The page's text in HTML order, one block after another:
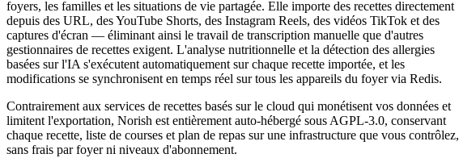
foyers, les familles et les situations de vie partagée. Elle importe des recettes directement
depuis des URL, des YouTube Shorts, des Instagram Reels, des vidéos TikTok et des
captures d'écran — éliminant ainsi le travail de transcription manuelle que d'autres
gestionnaires de recettes exigent. L'analyse nutritionnelle et la détection des allergies
basées sur l'IA s'exécutent automatiquement sur chaque recette importée, et les
modifications se synchronisent en temps réel sur tous les appareils du foyer via Redis.
Contrairement aux services de recettes basés sur le cloud qui monétisent vos données et
limitent l'exportation, Norish est entièrement auto-hébergé sous AGPL-3.0, conservant
chaque recette, liste de courses et plan de repas sur une infrastructure que vous contrôlez,
sans frais par foyer ni niveaux d'abonnement.